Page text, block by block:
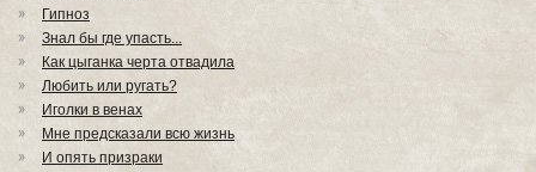
Гипноз
Знал бы где упасть...
Как цыганка черта отвадила
Любить или ругать?
Иголки в венах
Мне предсказали всю жизнь
И опять призраки